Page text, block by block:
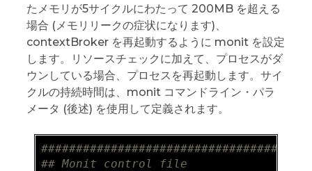
たメモリが5サイクルにわたって 200MB を超える
場合 (メモリリークの症状になります)、
contextBroker を再起動するように monit を設定
します。リソースチェックに加えて、プロセスがダ
ウンしている場合、プロセスを再起動します。サイ
クルの持続時間は、monit コマンドライン・パラ
メータ (後述) を使用して定義されます。
####################################
## Monit control file